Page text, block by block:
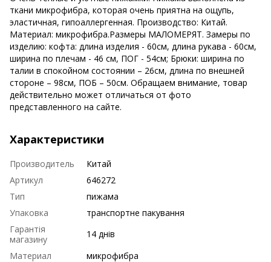
ткани микрофибра, которая очень приятна на ощупь,
эластичная, гипоаллергенная. Производство: Китай.
Материал: микрофибра.Размеры МАЛОМЕРЯТ. Замеры по
изделию: кофта: длина изделия - 60см, длина рукава - 60см,
ширина по плечам - 46 см, ПОГ - 54см; Брюки: ширина по
талии в спокойном состоянии – 26см, длина по внешней
стороне – 98см, ПОБ – 50см. Обращаем внимание, товар
действительно может отличаться от фото
представленного на сайте.
Характеристики
Производитель
Китай
Артикул
646272
Тип
пижама
Упаковка
транспортне пакування
Гарантія
магазину
14 днів
Материал
микрофибра